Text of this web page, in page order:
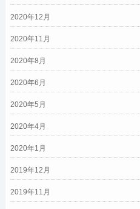
2020年12月
2020年11月
2020年8月
2020年6月
2020年5月
2020年4月
2020年1月
2019年12月
2019年11月